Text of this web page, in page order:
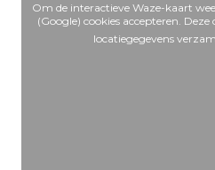
Om de interactieve Waze-kaart
(Google) cookies accepteren.
locatiegegevens